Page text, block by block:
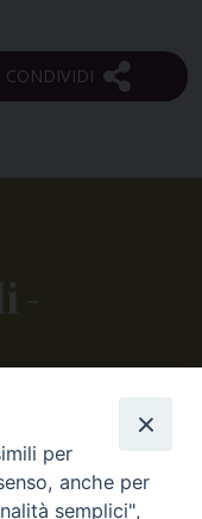
-
Lepini)
per
anche per
semplici",